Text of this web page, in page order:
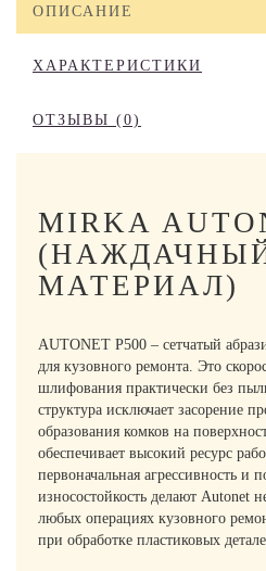
ОПИСАНИЕ
ХАРАКТЕРИСТИКИ
ОТЗЫВЫ (0)
MIRKA
МАТЕРИАЛ)
AUTONET P500 – сетчатый
для кузовного ремонта. Это
шлифования практически без
структура исключает засорение
образования комков на
обеспечивает высокий ресурс
первоначальная агрессивность и
износостойкость делают Autonet
любых операциях кузовного
при обработке пластиковых